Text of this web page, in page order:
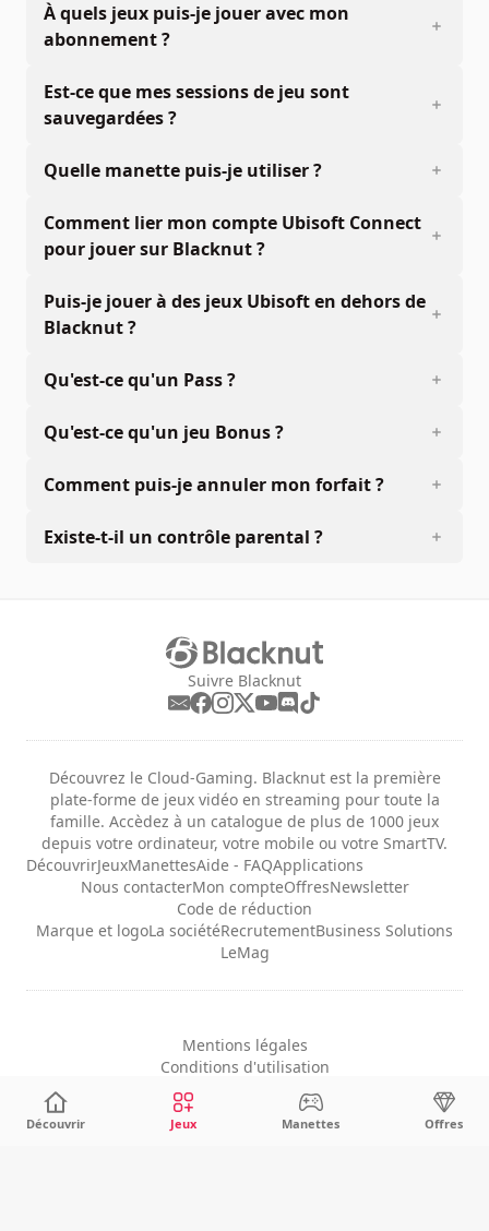
À quels jeux puis-je jouer avec mon
abonnement ?
Est-ce que mes sessions de jeu sont
sauvegardées ?
Quelle manette puis-je utiliser ?
Comment lier mon compte Ubisoft Connect
pour jouer sur Blacknut ?
Puis-je jouer à des jeux Ubisoft en dehors de
Blacknut ?
Qu'est-ce qu'un Pass ?
Qu'est-ce qu'un jeu Bonus ?
Comment puis-je annuler mon forfait ?
Existe-t-il un contrôle parental ?
Suivre Blacknut
Découvrez le Cloud-Gaming. Blacknut est la première
plate-forme de jeux vidéo en streaming pour toute la
famille. Accèdez à un catalogue de plus de 1000 jeux
depuis votre ordinateur, votre mobile ou votre SmartTV.
DécouvrirJeuxManettesAide - FAQApplications
Nous contacterMon compteOffresNewsletter
Code de réduction
Marque et logoLa sociétéRecrutementBusiness Solutions
LeMag
Mentions légales
Conditions d'utilisation
Confidentialité
Configuration des cookies
Découvrir Jeux Manettes Offres